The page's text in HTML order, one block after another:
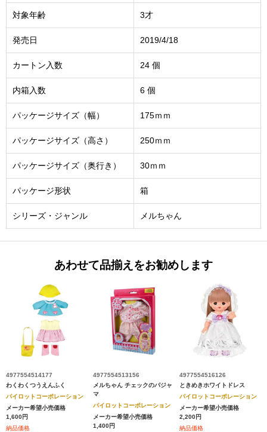
対象年齢 3才
発売日 2019/4/18
カートン入数 24 個
内箱入数 6 個
パッケージサイズ（幅） 175ｍｍ
パッケージサイズ（高さ） 250ｍｍ
パッケージサイズ（奥行き） 30ｍｍ
パッケージ形状 箱
シリーズ・ジャンル メルちゃん
あわせて品揃えをお勧めします
4977554514177
わくわくつうえんふく
パイロットコーポレーション
メーカー希望小売価格
1,600円
納品価格
4977554513156
メルちゃん チェックのパジャ
マ
パイロットコーポレーション
メーカー希望小売価格
1,400円
4977554516126
ときめきホワイトドレス
パイロットコーポレーション
メーカー希望小売価格
2,200円
納品価格